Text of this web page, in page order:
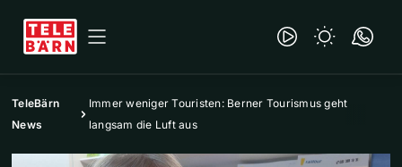
TeleBärn
News
Immer weniger Touristen: Berner Tourismus geht
langsam die Luft aus